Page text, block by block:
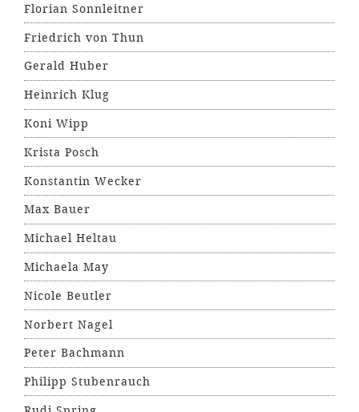
Florian Sonnleitner
Friedrich von Thun
Gerald Huber
Heinrich Klug
Koni Wipp
Krista Posch
Konstantin Wecker
Max Bauer
Michael Heltau
Michaela May
Nicole Beutler
Norbert Nagel
Peter Bachmann
Philipp Stubenrauch